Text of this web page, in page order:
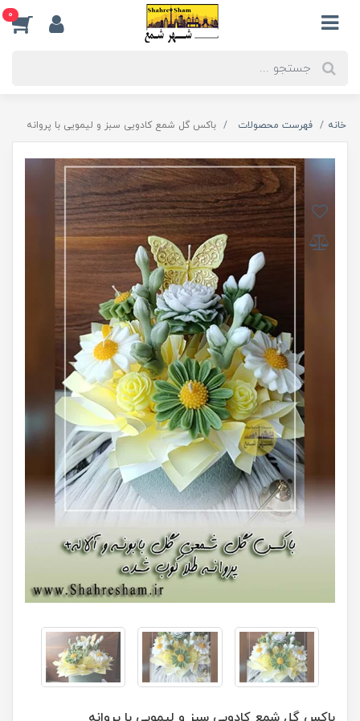
0
خانه فهرست محصولات باکس گل شمع کادویی سبز و لیمویی با پروانه